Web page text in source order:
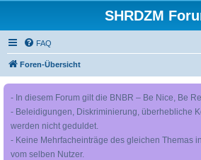
SHRDZM
FAQ
Foren-Übersicht
- In diesem Forum gilt die BNBR – Be Nice, Be
- Beleidigungen, Diskriminierung, überhebliche
werden nicht geduldet.
- Keine Mehrfacheinträge des gleichen Themas
vom selben Nutzer.